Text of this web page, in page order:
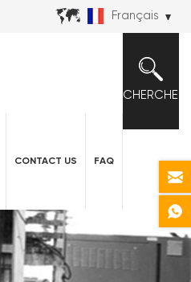
Français
CHERCHER
CONTACT US FAQ